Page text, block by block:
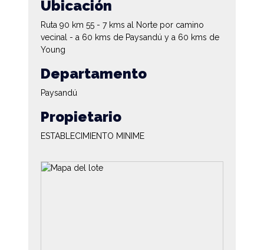
Ubicación
Ruta 90 km 55 - 7 kms al Norte por camino
vecinal - a 60 kms de Paysandú y a 60 kms de
Young
Departamento
Paysandú
Propietario
ESTABLECIMIENTO MINIME